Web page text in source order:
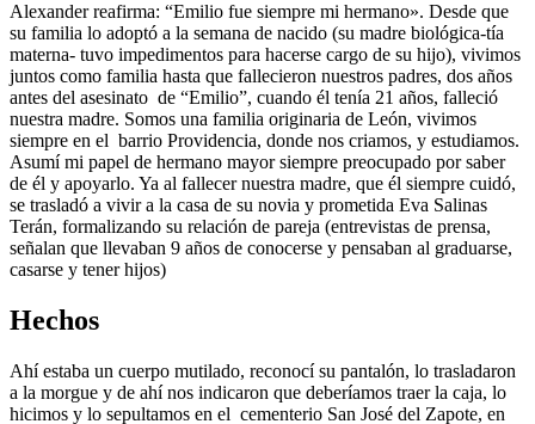
Alexander reafirma: “Emilio fue siempre mi hermano». Desde que
su familia lo adoptó a la semana de nacido (su madre biológica-tía
materna- tuvo impedimentos para hacerse cargo de su hijo), vivimos
juntos como familia hasta que fallecieron nuestros padres, dos años
antes del asesinato de “Emilio”, cuando él tenía 21 años, falleció
nuestra madre. Somos una familia originaria de León, vivimos
siempre en el barrio Providencia, donde nos criamos, y estudiamos.
Asumí mi papel de hermano mayor siempre preocupado por saber
de él y apoyarlo. Ya al fallecer nuestra madre, que él siempre cuidó,
se trasladó a vivir a la casa de su novia y prometida Eva Salinas
Terán, formalizando su relación de pareja (entrevistas de prensa,
señalan que llevaban 9 años de conocerse y pensaban al graduarse,
casarse y tener hijos)
Hechos
Ahí estaba un cuerpo mutilado, reconocí su pantalón, lo trasladaron
a la morgue y de ahí nos indicaron que deberíamos traer la caja, lo
hicimos y lo sepultamos en el cementerio San José del Zapote, en